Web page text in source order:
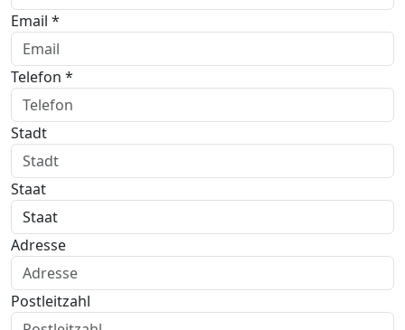
Email *
Telefon *
Stadt
Staat
Adresse
Postleitzahl